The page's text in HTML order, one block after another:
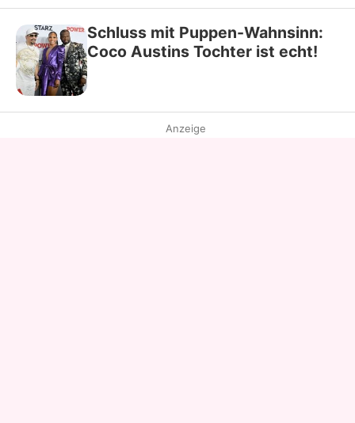
Schluss mit Puppen-Wahnsinn:
Coco Austins Tochter ist echt!
Anzeige